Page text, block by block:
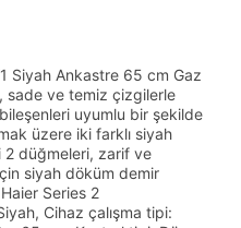
Siyah Ankastre 65 cm Gaz
sade ve temiz çizgilerle
uyumlu bir şekilde
üzere iki farklı siyah
2 düğmeleri, zarif ve
siyah döküm demir
Series 2
Cihaz çalışma tipi: